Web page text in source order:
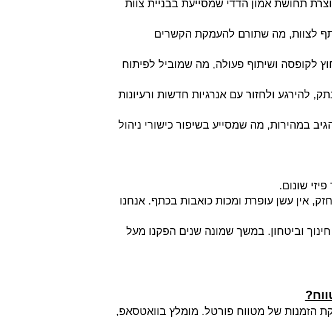
תחושת אמון הדדי שמסייעת בבניית צוות
לצוות, מה שתורם להעמקת הקשרים
לקופסה ושיתוף פעולה, מה שמוביל לפיתוח
להירגע ולחזור עם אנרגיות חדשות ורעיונות
במהירות, מה שמסייע בשיפור כישורי ניהול
אין עשן עופרת ומכות כואבות בכתף. אנחנו
וביטחון. במשך שמונה שנים הפקנו מעל
של מטווח פורטל. מומלץ בוואטסאפ,